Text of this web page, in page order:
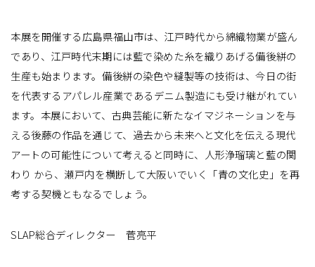
本展を開催する広島県福山市は、江戸時代から綿織物業が盛ん
であり、江戸時代末期には藍で染めた糸を織りあげる備後絣の
生産も始まります。備後絣の染色や縫製等の技術は、今日の街
を代表するアパレル産業であるデニム製造にも受け継がれてい
ます。本展において、古典芸能に新たなイマジネーションを与
える後藤の作品を通じて、過去から未来へと文化を伝える現代
アートの可能性について考えると同時に、人形浄瑠璃と藍の関
わり から、瀬戸内を横断して大阪いでいく「青の文化史」を再
考する契機ともなるでしょう。
SLAP総合ディレクター 菅亮平